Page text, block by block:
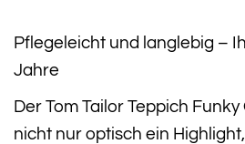
Pflegeleicht und langlebig –
Jahre
Der Tom Tailor Teppich
nicht nur optisch ein